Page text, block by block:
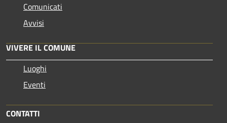
Comunicati
Avvisi
VIVERE IL COMUNE
Luoghi
Eventi
CONTATTI